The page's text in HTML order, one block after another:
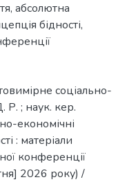
, абсолютна
бідності,
соціально-
Р. ; наук. кер.
економічні
: матеріали
конференції
2026 року) /